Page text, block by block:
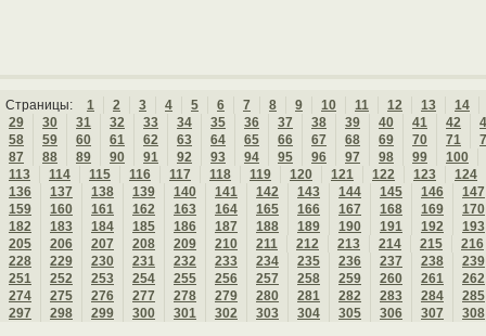
Страницы: 1 2 3 4 5 6 7 8 9 10 11 12 13
14
29
30 31 32 33 34 35 36 37 38 39 40 41 42
58
59 60 61 62 63 64 65 66 67 68 69 70 71
87
88 89 90 91 92 93 94 95 96 97 98 99
100
113
114 115 116 117 118 119 120 121 122 123
124
136
137 138 139 140 141 142 143 144 145 146
147
159
160 161 162 163 164 165 166 167 168 169
170
182
183 184 185 186 187 188 189 190 191 192
193
205
206 207 208 209 210 211 212 213 214 215
216
228
229 230 231 232 233 234 235 236 237 238
239
251
252 253 254 255 256 257 258 259 260 261
262
274
275 276 277 278 279 280 281 282 283 284
285
297
298 299 300 301 302 303 304 305 306 307 308